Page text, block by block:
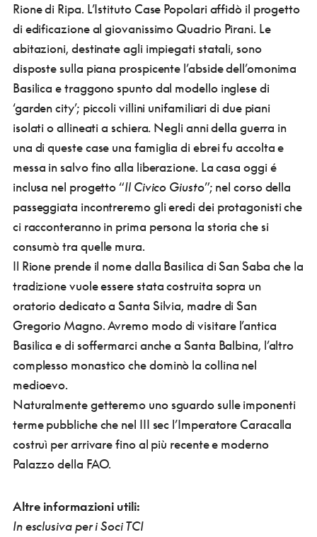
Rione di Ripa. L’Istituto Case Popolari affidò il progetto
di edificazione al giovanissimo Quadrio Pirani. Le
abitazioni, destinate agli impiegati statali, sono
disposte sulla piana prospicente l’abside dell’omonima
Basilica e traggono spunto dal modello inglese di
‘garden city’; piccoli villini unifamiliari di due piani
isolati o allineati a schiera. Negli anni della guerra in
una di queste case una famiglia di ebrei fu accolta e
messa in salvo fino alla liberazione. La casa oggi é
inclusa nel progetto “Il Civico Giusto”; nel corso della
passeggiata incontreremo gli eredi dei protagonisti che
ci racconteranno in prima persona la storia che si
consumò tra quelle mura.
Il Rione prende il nome dalla Basilica di San Saba che la
tradizione vuole essere stata costruita sopra un
oratorio dedicato a Santa Silvia, madre di San
Gregorio Magno. Avremo modo di visitare l’antica
Basilica e di soffermarci anche a Santa Balbina, l’altro
complesso monastico che dominò la collina nel
medioevo.
Naturalmente getteremo uno sguardo sulle imponenti
terme pubbliche che nel III sec l’Imperatore Caracalla
costruì per arrivare fino al più recente e moderno
Palazzo della FAO.
Altre informazioni utili:
In esclusiva per i Soci TCI